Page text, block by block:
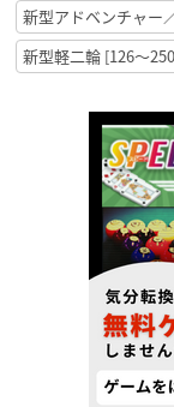
新型アドベンチャー
新型軽二輪 [126〜